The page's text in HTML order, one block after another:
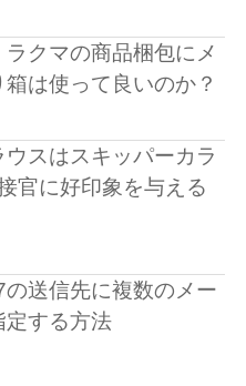
ラクマの商品梱包にメ
は使って良いのか？
スはスキッパーカラ
官に好印象を与える
送信先に複数のメー
定する方法